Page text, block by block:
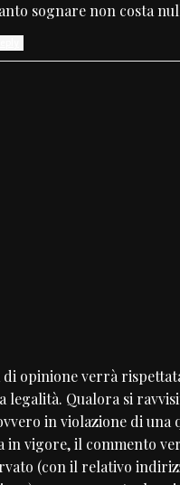
sognare non costa
opinione verrà
legalità. Qualora si
in violazione di una
in vigore, il commento
(con il relativo